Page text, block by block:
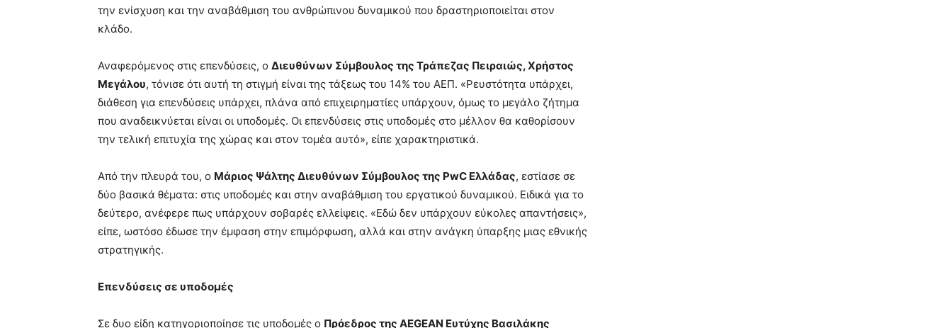
την ενίσχυση και την αναβάθμιση του ανθρώπινου δυναμικού που δραστηριοποιείται στον
κλάδο.
Αναφερόμενος στις επενδύσεις, ο Διευθύνων Σύμβουλος της Τράπεζας Πειραιώς, Χρήστος
Μεγάλου, τόνισε ότι αυτή τη στιγμή είναι της τάξεως του 14% του ΑΕΠ. «Ρευστότητα υπάρχει,
διάθεση για επενδύσεις υπάρχει, πλάνα από επιχειρηματίες υπάρχουν, όμως το μεγάλο ζήτημα
που αναδεικνύεται είναι οι υποδομές. Οι επενδύσεις στις υποδομές στο μέλλον θα καθορίσουν
την τελική επιτυχία της χώρας και στον τομέα αυτό», είπε χαρακτηριστικά.
Από την πλευρά του, ο Μάριος Ψάλτης Διευθύνων Σύμβουλος της PwC Ελλάδας, εστίασε σε
δύο βασικά θέματα: στις υποδομές και στην αναβάθμιση του εργατικού δυναμικού. Ειδικά για το
δεύτερο, ανέφερε πως υπάρχουν σοβαρές ελλείψεις. «Εδώ δεν υπάρχουν εύκολες απαντήσεις»,
είπε, ωστόσο έδωσε την έμφαση στην επιμόρφωση, αλλά και στην ανάγκη ύπαρξης μιας εθνικής
στρατηγικής.
Επενδύσεις σε υποδομές
Σε δυο είδη κατηγοριοποίησε τις υποδομές ο Πρόεδρος της AEGEAN Ευτύχης Βασιλάκης